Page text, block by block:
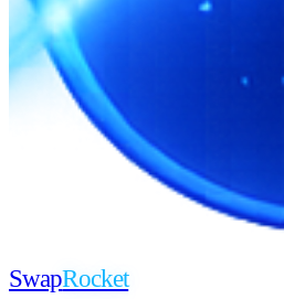
SwapRocket